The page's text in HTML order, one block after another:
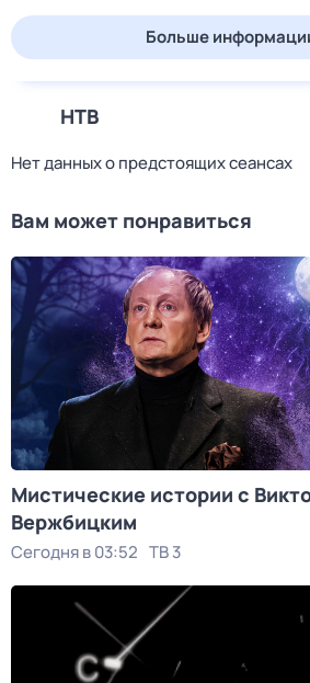
Больше
НТВ
Нет данных о предстоящих сеансах
Вам может понравиться
Мистические истории с
Bержбицким
Сегодня в 03:52 ТВ 3